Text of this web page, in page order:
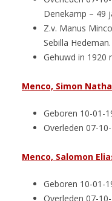
Denekamp – 49
Z.v. Manus
Sebilla Hedeman.
Gehuwd in 1920
Menco, Simon
Geboren 10-01-
Overleden 07-
Menco, Salomon
Geboren 10-01-
Overleden 07-